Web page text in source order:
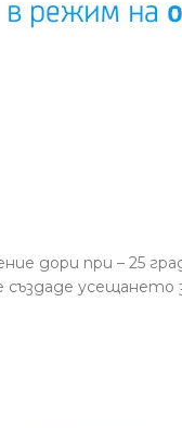
дори при – 25
усещането